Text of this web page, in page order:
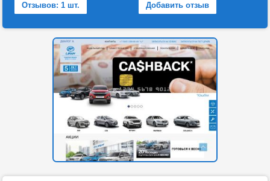
Отзывов: 1 шт. Добавить отзыв